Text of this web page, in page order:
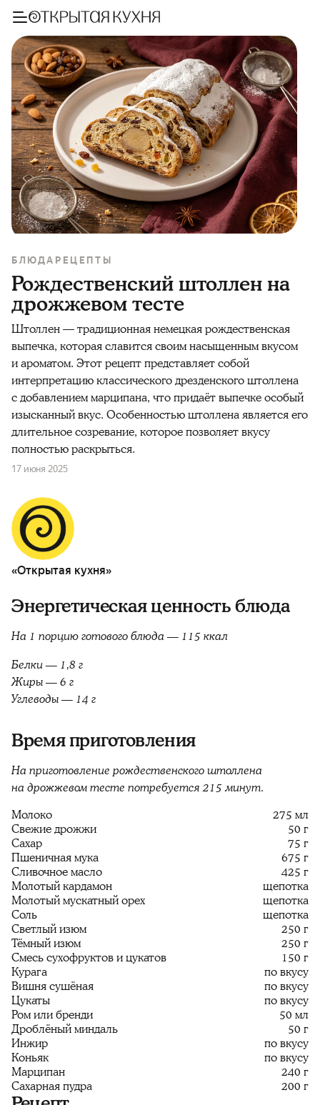
БЛЮДА РЕЦЕПТЫ
Рождественский штоллен на
дрожжевом тесте
Штоллен — традиционная немецкая рождественская
выпечка, которая славится своим насыщенным вкусом
и ароматом. Этот рецепт представляет собой
интерпретацию классического дрезденского штоллена
с добавлением марципана, что придаёт выпечке особый
изысканный вкус. Особенностью штоллена является его
длительное созревание, которое позволяет вкусу
полностью раскрыться.
17 июня 2025
«Открытая кухня»
Энергетическая ценность блюда
На 1 порцию готового блюда — 115 ккал
Белки — 1,8 г
Жиры — 6 г
Углеводы — 14 г
Время приготовления
На приготовление рождественского штоллена
на дрожжевом тесте потребуется 215 минут.
Молоко
275 мл
Свежие дрожжи
50 г
Сахар
75 г
Пшеничная мука
675 г
Сливочное масло
425 г
Молотый кардамон
щепотка
Молотый мускатный орех
щепотка
Соль
щепотка
Светлый изюм
250 г
Тёмный изюм
250 г
Смесь сухофруктов и цукатов
150 г
Курага
по вкусу
Вишня сушёная
по вкусу
Цукаты
по вкусу
Ром или бренди
50 мл
Дроблёный миндаль
50 г
Инжир
по вкусу
Коньяк
по вкусу
Марципан
240 г
Сахарная пудра
200 г